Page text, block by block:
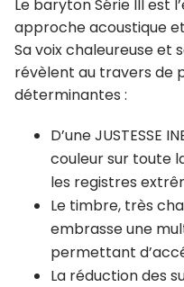
Le baryton Série III est
approche acoustique
Sa voix chaleureuse et
révèlent au travers de
déterminantes :
D’une JUSTESSE
couleur sur toute
les registres
Le timbre, très
embrasse une
permettant
La réduction des